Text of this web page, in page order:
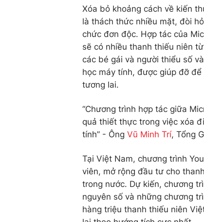
Xóa bỏ khoảng cách về kiến
là thách thức nhiều mặt, đòi
chức đơn độc. Hợp tác của
sẽ có nhiều thanh thiếu niên
các bé gái và người thiểu số
học máy tính, được giúp đỡ
tương lai.
“Chương trình hợp tác giữa
quả thiết thực trong việc xóa
tính” - Ông Vũ Minh Trí, Tổng
Tại Việt Nam, chương trình
viên, mở rộng đầu tư cho
trong nước. Dự kiến, chương
nguyên số và những chương
hàng triệu thanh thiếu niên